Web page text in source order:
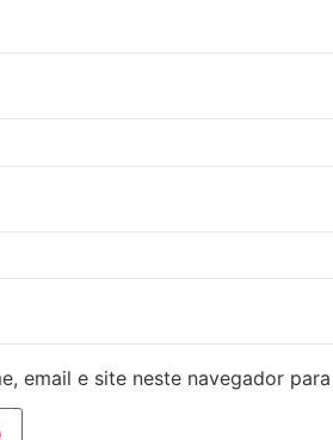
email e site neste navegador